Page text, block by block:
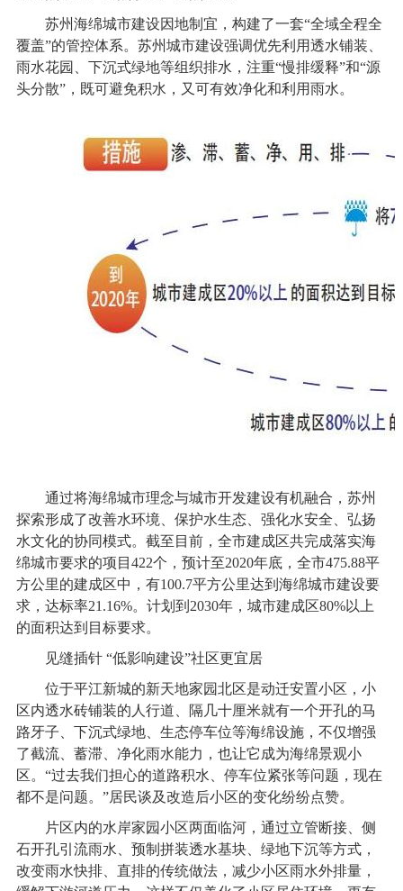
苏州海绵城市建设因地制宜，构建了一套“全域全程全
覆盖”的管控体系。苏州城市建设强调优先利用透水铺装、
雨水花园、下沉式绿地等组织排水，注重“慢排缓释”和“源
头分散”，既可避免积水，又可有效净化和利用雨水。
通过将海绵城市理念与城市开发建设有机融合，苏州
探索形成了改善水环境、保护水生态、强化水安全、弘扬
水文化的协同模式。截至目前，全市建成区共完成落实海
绵城市要求的项目422个，预计至2020年底，全市475.88平
方公里的建成区中，有100.7平方公里达到海绵城市建设要
求，达标率21.16%。计划到2030年，城市建成区80%以上
的面积达到目标要求。
见缝插针 “低影响建设”社区更宜居
位于平江新城的新天地家园北区是动迁安置小区，小
区内透水砖铺装的人行道、隔几十厘米就有一个开孔的马
路牙子、下沉式绿地、生态停车位等海绵设施，不仅增强
了截流、蓄滞、净化雨水能力，也让它成为海绵景观小
区。“过去我们担心的道路积水、停车位紧张等问题，现在
都不是问题。”居民谈及改造后小区的变化纷纷点赞。
片区内的水岸家园小区两面临河，通过立管断接、侧
石开孔引流雨水、预制拼装透水基块、绿地下沉等方式，
改变雨水快排、直排的传统做法，减少小区雨水外排量，